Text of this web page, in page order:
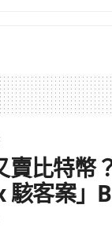
賣比特幣
駭客案」